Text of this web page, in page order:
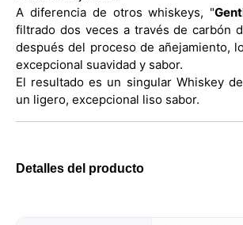
A diferencia de otros whiskeys, "
filtrado dos veces a través de carbón
después del proceso de añejamiento,
excepcional suavidad y sabor.
El resultado es un singular Whiskey
un ligero, excepcional liso sabor.
Detalles del producto